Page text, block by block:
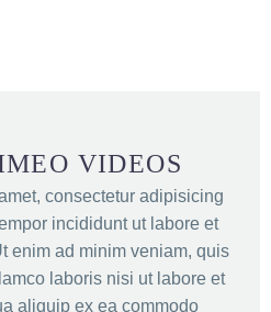
VIDEOS
consectetur adipisicing
incididunt ut labore et
enim ad minim veniam, quis
laboris nisi ut labore et
aliquip ex ea commodo